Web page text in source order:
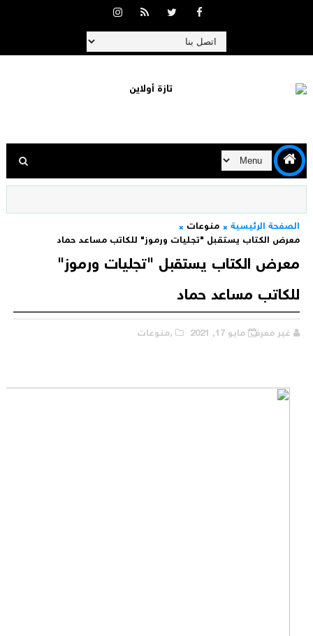
الصفحة الرئيسية
منوعات
معرض الكتاب يستقبل "تجليات ورموز" للكاتب مساعد حماد
معرض الكتاب يستقبل "تجليات ورموز"
للكاتب مساعد حماد
غير معرف مايو 17, 2021 ,منوعات